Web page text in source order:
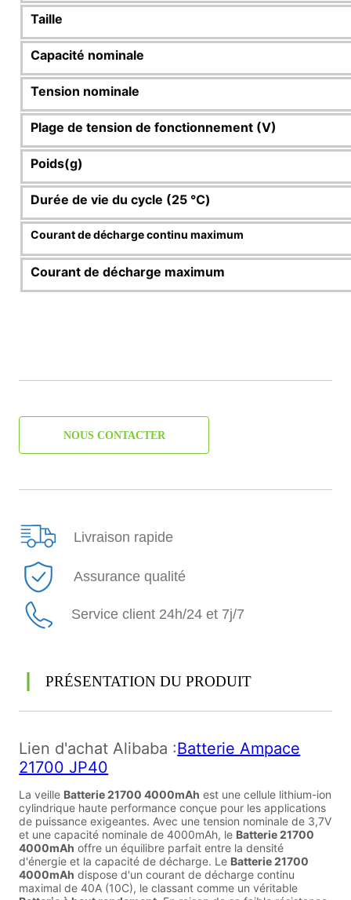
NOUS CONTACTER
Livraison rapide
Assurance qualité
Service client 24h/24 et 7j/7
PRÉSENTATION DU PRODUIT